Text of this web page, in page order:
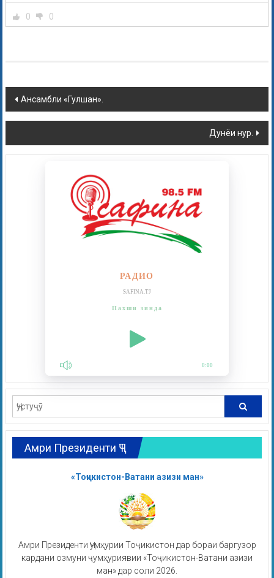
0 0
Ансамбли «Гулшан».
Дунёи нур.
РАДИО
SAFINA.TJ
Пахши зинда
0:00
Амри Президенти ҶТ
«Тоҷикистон-Ватани азизи ман»
Амри Президенти Ҷумҳурии Тоҷикистон дар бораи баргузор
кардани озмуни ҷумҳуриявии «Тоҷикистон-Ватани азизи
ман» дар соли 2026.